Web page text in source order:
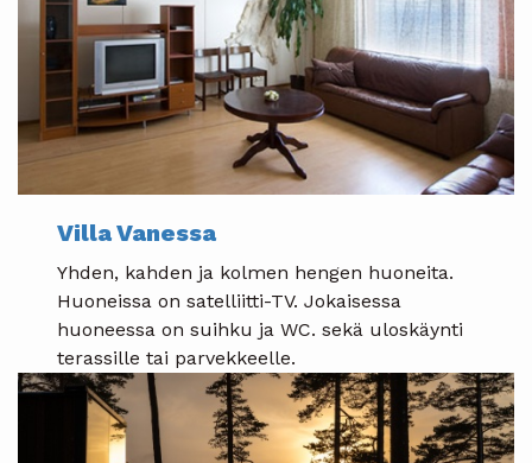
Villa Vanessa
Yhden, kahden ja kolmen hengen huoneita.
Huoneissa on satelliitti-TV. Jokaisessa
huoneessa on suihku ja WC. sekä uloskäynti
terassille tai parvekkeelle.